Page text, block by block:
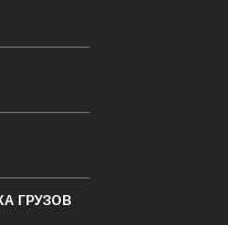
ГРУЗОB